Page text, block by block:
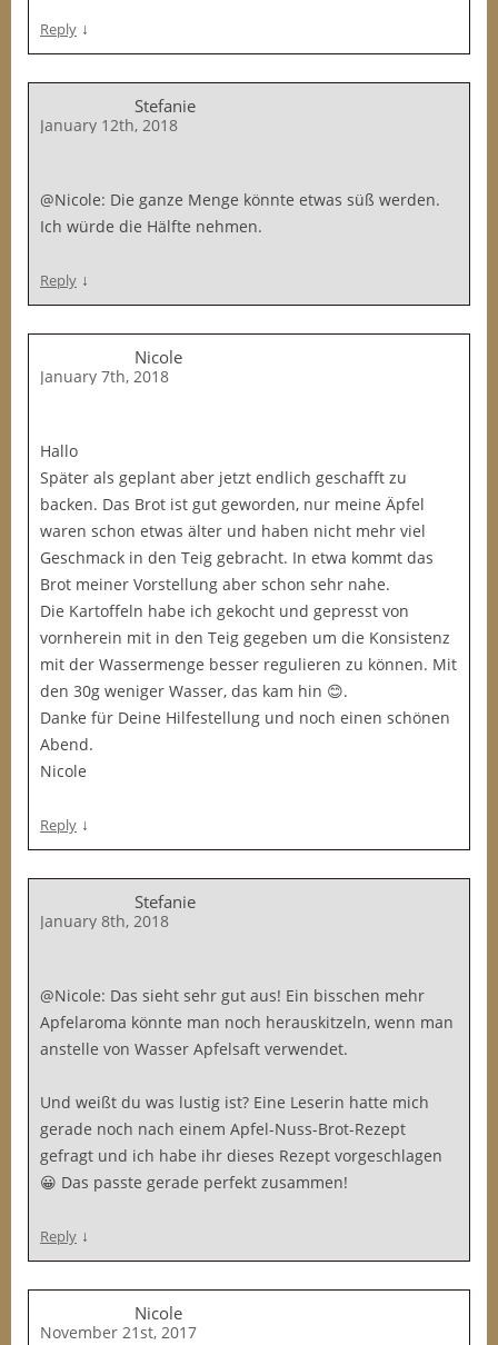
Reply ↓
Stefanie
January 12th, 2018
@Nicole: Die ganze Menge könnte etwas süß werden.
Ich würde die Hälfte nehmen.
Reply ↓
Nicole
January 7th, 2018
Hallo
Später als geplant aber jetzt endlich geschafft zu
backen. Das Brot ist gut geworden, nur meine Äpfel
waren schon etwas älter und haben nicht mehr viel
Geschmack in den Teig gebracht. In etwa kommt das
Brot meiner Vorstellung aber schon sehr nahe.
Die Kartoffeln habe ich gekocht und gepresst von
vornherein mit in den Teig gegeben um die Konsistenz
mit der Wassermenge besser regulieren zu können. Mit
den 30g weniger Wasser, das kam hin 😊.
Danke für Deine Hilfestellung und noch einen schönen
Abend.
Nicole
Reply ↓
Stefanie
January 8th, 2018
@Nicole: Das sieht sehr gut aus! Ein bisschen mehr
Apfelaroma könnte man noch herauskitzeln, wenn man
anstelle von Wasser Apfelsaft verwendet.
Und weißt du was lustig ist? Eine Leserin hatte mich
gerade noch nach einem Apfel-Nuss-Brot-Rezept
gefragt und ich habe ihr dieses Rezept vorgeschlagen
😀 Das passte gerade perfekt zusammen!
Reply ↓
Nicole
November 21st, 2017